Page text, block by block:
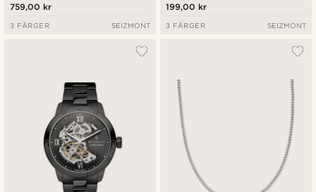
759,00 kr
3 FÄRGER SEIZMONT
199,00 kr
3 FÄRGER SEIZMONT